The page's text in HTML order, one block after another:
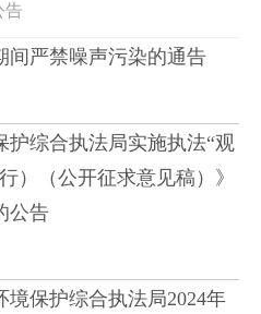
告
间严禁噪声污染的通告
护综合执法局实施执法“观
）（公开征求意见稿）》
公告
保护综合执法局2024年